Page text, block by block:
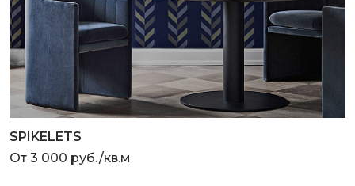
SPIKELETS
От 3 000 руб./кв.м